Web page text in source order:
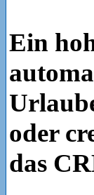
Ein
oder
das